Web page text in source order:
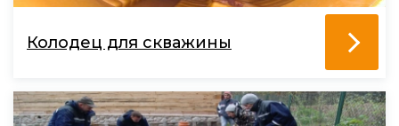
Колодец для скважины